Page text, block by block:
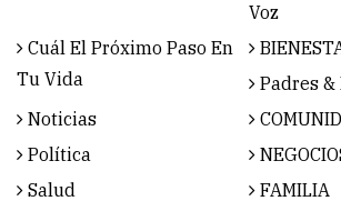
Voz
Cuál El Próximo Paso En
Tu Vida
Padres &
Noticias
Política
Salud
FAMILIA